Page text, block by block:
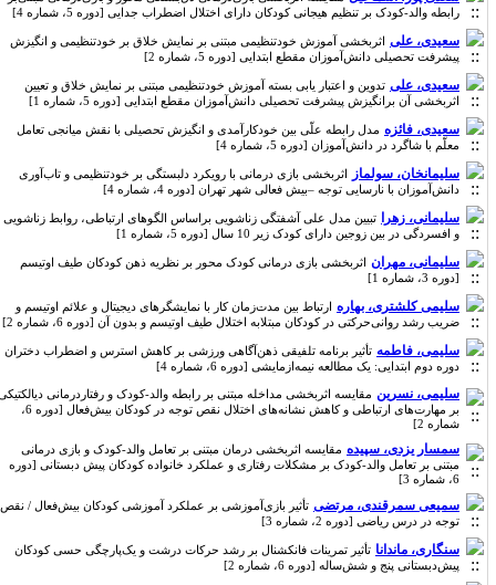
رابطه والد-کودک بر تنظیم هیجانی کودکان دارای اختلال اضطراب جدایی [دوره 5، شماره 4]
سعیدی، علی اثربخشی آموزش خودتنظیمی مبتنی بر نمایش خلاق بر خودتنظیمی و انگیزش
پیشرفت تحصیلی دانش‌آموزان مقطع ابتدایی [دوره 5، شماره 2]
سعیدی، علی تدوین و اعتبار یابی بسته آموزش خودتنظیمی مبتنی بر نمایش خلاق و تعیین
اثربخشی آن برانگیزش پیشرفت تحصیلی دانش‌آموزان مقطع ابتدایی [دوره 5، شماره 1]
سعیدی، فائزه مدل رابطه علّی بین خودکارآمدی و انگیزش تحصیلی با نقش میانجی تعامل
معلّم با شاگرد در دانش‌آموزان [دوره 5، شماره 4]
سلیمانخان، سولماز اثربخشی بازی درمانی با رویکرد دلبستگی بر خودتنظیمی و تاب‌آوری
دانش‌آموزان با نارسایی توجه –بیش فعالی شهر تهران [دوره 4، شماره 4]
سلیمانی، زهرا تبیین مدل علی آشفتگی زناشویی براساس الگوهای ارتباطی، روابط زناشویی
و افسردگی در بین زوجین دارای کودک زیر 10 سال [دوره 5، شماره 1]
سلیمانی، مهران اثربخشی بازی درمانی کودک محور بر نظریه ذهن کودکان طیف اوتیسم
[دوره 3، شماره 1]
سلیمی کلشتری، بهاره ارتباط بین مدت‌زمان کار با نمایشگرهای دیجیتال و علائم اوتیسم و
ضریب رشد روانی‌حرکتی در کودکان مبتلابه اختلال طیف اوتیسم و بدون آن [دوره 6، شماره 2]
سلیمی، فاطمه تأثیر برنامه تلفیقی ذهن‌آگاهی ورزشی بر کاهش استرس و اضطراب دختران
دوره دوم ابتدایی: یک مطالعه نیمه‌ازمایشی [دوره 6، شماره 4]
سلیمی، نسرین مقایسه اثربخشی مداخله مبتنی بر رابطه والد-کودک و رفتاردرمانی دیالکتیکی
بر مهارت‌های ارتباطی و کاهش نشانه‌های اختلال نقص توجه در کودکان بیش‌فعال [دوره 6،
شماره 2]
سمسار یزدی، سپیده مقایسه اثربخشی درمان مبتنی بر تعامل والد-کودک و بازی درمانی
مبتنی بر تعامل والد-کودک بر مشکلات رفتاری و عملکرد خانواده کودکان پیش دبستانی [دوره
6، شماره 3]
سمیعی سمرقندی، مرتضی تأثیر بازی‌آموزشی بر عملکرد آموزشی کودکان بیش‌فعال / نقص
توجه در درس ریاضی [دوره 2، شماره 3]
سنگاری، ماندانا تأثیر تمرینات فانکشنال بر رشد حرکات درشت و یک‌پارچگی حسی کودکان
پیش‌دبستانی پنج و شش‌ساله [دوره 6، شماره 2]